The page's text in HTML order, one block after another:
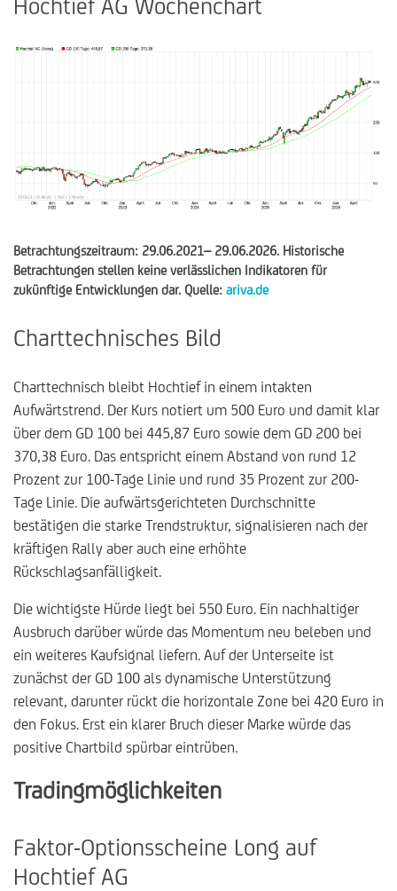
Hochtief AG Wochenchart
Betrachtungszeitraum: 29.06.2021– 29.06.2026. Historische
Betrachtungen stellen keine verlässlichen Indikatoren für
zukünftige Entwicklungen dar. Quelle: ariva.de
Charttechnisches Bild
Charttechnisch bleibt Hochtief in einem intakten
Aufwärtstrend. Der Kurs notiert um 500 Euro und damit klar
über dem GD 100 bei 445,87 Euro sowie dem GD 200 bei
370,38 Euro. Das entspricht einem Abstand von rund 12
Prozent zur 100-Tage Linie und rund 35 Prozent zur 200-
Tage Linie. Die aufwärtsgerichteten Durchschnitte
bestätigen die starke Trendstruktur, signalisieren nach der
kräftigen Rally aber auch eine erhöhte
Rückschlagsanfälligkeit.
Die wichtigste Hürde liegt bei 550 Euro. Ein nachhaltiger
Ausbruch darüber würde das Momentum neu beleben und
ein weiteres Kaufsignal liefern. Auf der Unterseite ist
zunächst der GD 100 als dynamische Unterstützung
relevant, darunter rückt die horizontale Zone bei 420 Euro in
den Fokus. Erst ein klarer Bruch dieser Marke würde das
positive Chartbild spürbar eintrüben.
Tradingmöglichkeiten
Faktor-Optionsscheine Long auf
Hochtief AG